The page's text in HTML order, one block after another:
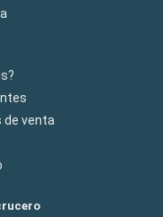
de venta